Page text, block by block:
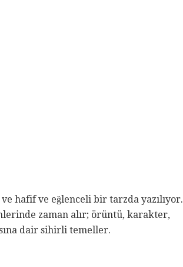
hafif ve eğlenceli bir tarzda yazılıyor.
zaman alır; örüntü, karakter,
dair sihirli temeller.